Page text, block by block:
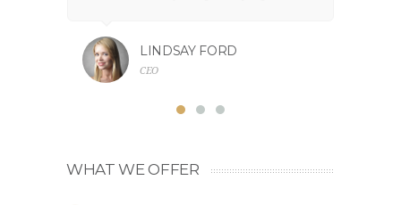
LINDSAY FORD
CEO
WHAT WE OFFER